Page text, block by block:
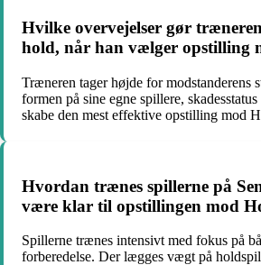
Hvilke overvejelser gør
hold, når han vælger opstilling
Træneren tager højde for modstanderens
formen på sine egne spillere,
skabe den mest effektive opstilling mod
Hvordan trænes spillerne på
være klar til opstillingen mod
Spillerne trænes intensivt med fokus på
forberedelse. Der lægges vægt på